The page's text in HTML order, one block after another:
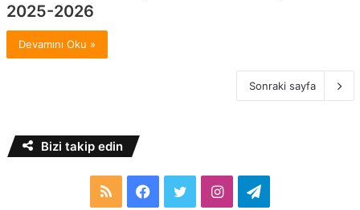
2025-2026
Devamını Oku »
Sonraki sayfa
Bizi takip edin
RSS Facebook
TwitterInstagramTelegram